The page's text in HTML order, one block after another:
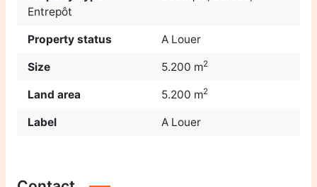
Entrepôt
Property status A Louer
Size 5.200 m2
Land area 5.200 m2
Label A Louer